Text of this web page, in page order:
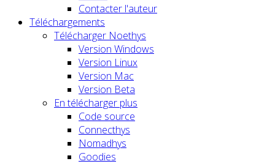
Contacter l'auteur
Téléchargements
Télécharger Noethys
Version Windows
Version Linux
Version Mac
Version Beta
En télécharger plus
Code source
Connecthys
Nomadhys
Goodies